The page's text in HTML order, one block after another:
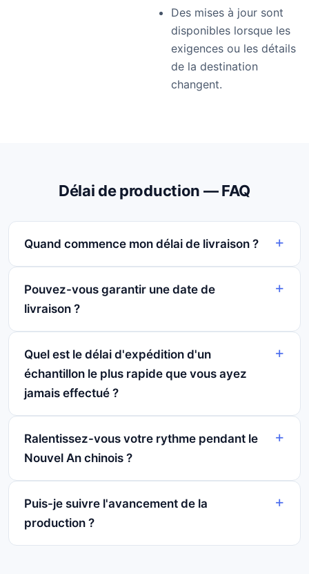
Des mises à jour sont
disponibles lorsque les
exigences ou les détails
de la destination
changent.
Délai de production — FAQ
Quand commence mon délai de livraison ?
Pouvez-vous garantir une date de
livraison ?
Quel est le délai d'expédition d'un
échantillon le plus rapide que vous ayez
jamais effectué ?
Ralentissez-vous votre rythme pendant le
Nouvel An chinois ?
Puis-je suivre l'avancement de la
production ?